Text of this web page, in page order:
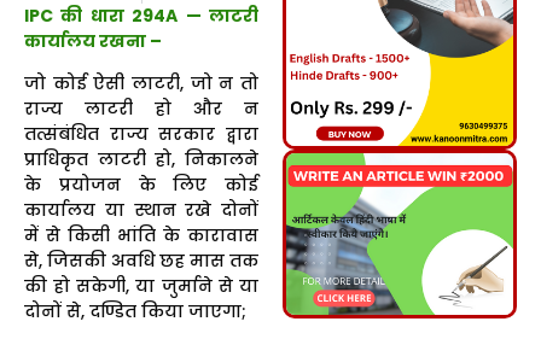
IPC की धारा 294A — लाटरी
कार्यालय रखना –
जो कोई ऐसी लाटरी, जो न तो
राज्य लाटरी हो और न
तत्संबंधित राज्य सरकार द्वारा
प्राधिकृत लाटरी हो, निकालने
के प्रयोजन के लिए कोई
कार्यालय या स्थान रखे दोनों
में से किसी भांति के कारावास
से, जिसकी अवधि छह मास तक
की हो सकेगी, या जुर्माने से या
दोनों से, दण्डित किया जाएगा;